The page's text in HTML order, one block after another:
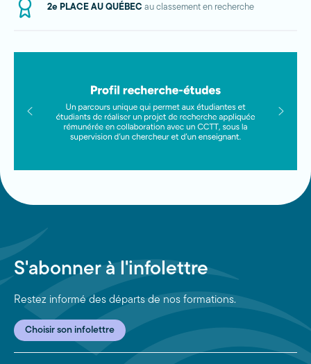
2e PLACE AU QUÉBEC au classement en recherche
S'abonner à l'infolettre
Restez informé des départs de nos formations.
Choisir son infolettre